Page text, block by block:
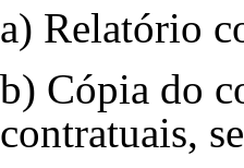
a) Relatório
b) Cópia do
contratuais,